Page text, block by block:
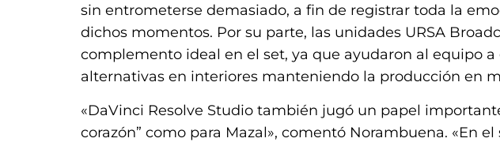
sin entrometerse demasiado, a fin de registrar toda la
dichos momentos. Por su parte, las unidades URSA
complemento ideal en el set, ya que ayudaron al equipo
alternativas en interiores manteniendo la producción en
«DaVinci Resolve Studio también jugó un papel
corazón” como para Mazal», comentó Norambuena. «En